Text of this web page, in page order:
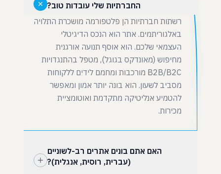
החברתיות שלי עובדות טוב?
רשתות חברתיות הן פלטפורמה מושכרת התלויה
באלגוריתמים. אתר הוא הנכס הדיגיטלי
העצמאי שלכם. הוא אוסף תנועה אורגנית
מחיפוש (מאונדקס בגוגל), מטפל בהתנגדויות
B2B/B2C מורכבות ומחמם לידים ללקוחות
מסביב לשעון. הוא בונה יותר אמון ומאפשר
להטמיע אנליטיקה מתקדמת ואוטומציית
מכירות.
האם אתם בונים אתרים רב-לשוניים
(עברית, רוסית, אנגלית)?